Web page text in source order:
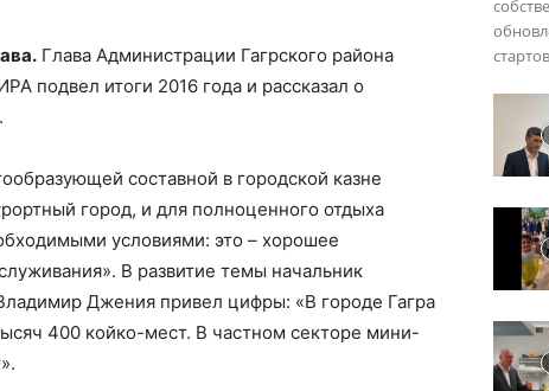
Глава Администрации Гагрского района
подвел итоги 2016 года и рассказал о
составной в городской казне
город, и для полноценного отдыха
условиями: это – хорошее
В развитие темы начальник
Джения привел цифры: «В городе Гагра
400 койко-мест. В частном секторе мини-